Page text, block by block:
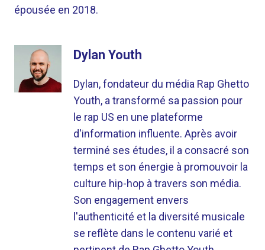
épousée en 2018.
Dylan Youth
Dylan, fondateur du média Rap Ghetto
Youth, a transformé sa passion pour
le rap US en une plateforme
d'information influente. Après avoir
terminé ses études, il a consacré son
temps et son énergie à promouvoir la
culture hip-hop à travers son média.
Son engagement envers
l'authenticité et la diversité musicale
se reflète dans le contenu varié et